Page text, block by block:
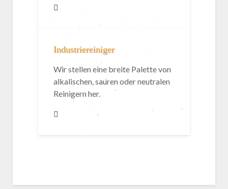
Industriereiniger
Wir stellen eine breite Palette von
alkalischen, sauren oder neutralen
Reinigern her.